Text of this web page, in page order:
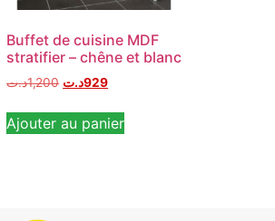
Buffet de cuisine MDF
stratifier – chêne et blanc
1,200د.ت 929د.ت
Ajouter au panier